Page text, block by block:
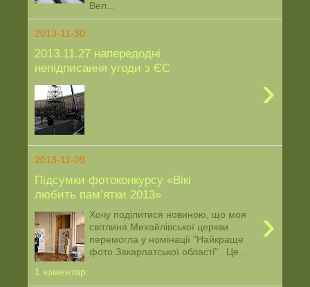
Вел...
2013-11-30
2013.11.27 напередодні
непідписання угоди з ЄС
›
2013-11-09
Підсумки фотоконкурсу «Вікі
любить пам’ятки 2013»
›
Хочу поділитися новиною, що моя
світлина Михайлівської церкви
перемогла у номінації "Найкраще
фото Закарпатської області" . Це ...
1 коментар: